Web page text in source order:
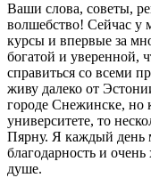
Ваши слова, советы,
волшебство! Сейчас у
курсы и впервые за
богатой и уверенной,
справиться со всеми
живу далеко от
городе Снежинске, но
университете, то
Пярну. Я каждый
благодарность и
душе.